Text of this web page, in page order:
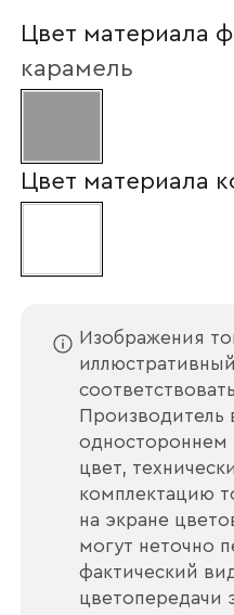
Цвет материала
карамель
Цвет материала
Изображения
Производитель
одностороннем
цвет,
комплектацию
на экране
могут неточно
фактический
цветопередачи
Ваш email
Номер
Согласен с
и обработкой